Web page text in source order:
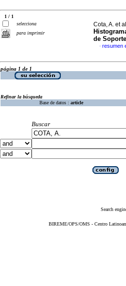
1 / 1
selecciona
para imprimir
Cota, A. et
de Soporte
· resumen
página 1 de 1
Refinar la búsqueda
Base de datos : article
Buscar
Search
BIREME/OPS/OMS - Centro